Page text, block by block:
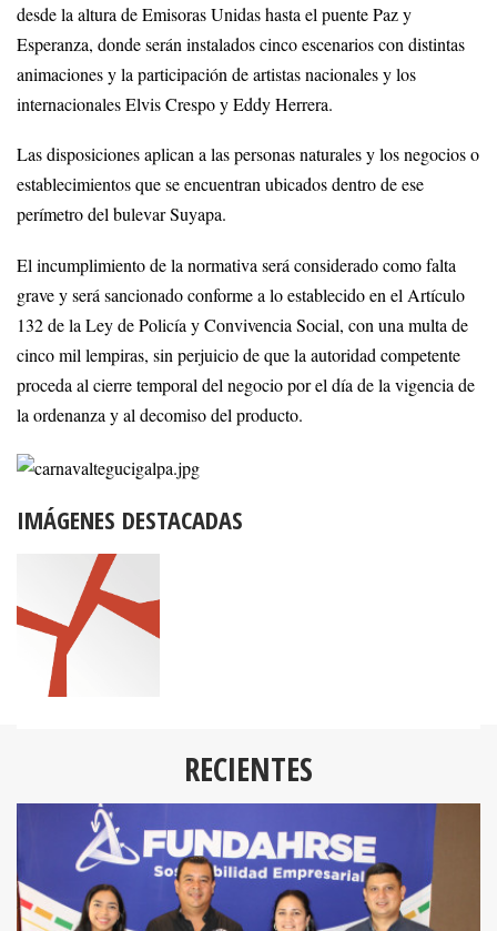
desde la altura de Emisoras Unidas hasta el puente Paz y
Esperanza, donde serán instalados cinco escenarios con distintas
animaciones y la participación de artistas nacionales y los
internacionales Elvis Crespo y Eddy Herrera.
Las disposiciones aplican a las personas naturales y los negocios o
establecimientos que se encuentran ubicados dentro de ese
perímetro del bulevar Suyapa.
El incumplimiento de la normativa será considerado como falta
grave y será sancionado conforme a lo establecido en el Artículo
132 de la Ley de Policía y Convivencia Social, con una multa de
cinco mil lempiras, sin perjuicio de que la autoridad competente
proceda al cierre temporal del negocio por el día de la vigencia de
la ordenanza y al decomiso del producto.
IMÁGENES DESTACADAS
RECIENTES